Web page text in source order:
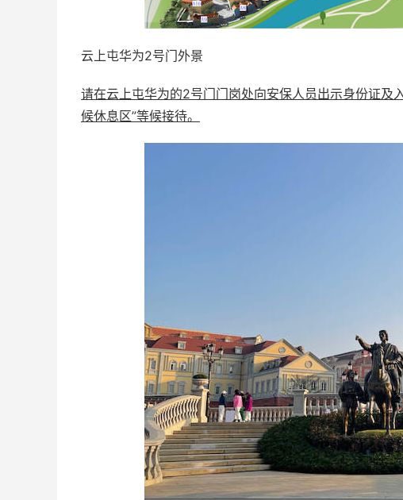
云上屯华为2号门外景
请在云上屯华为的2号门门岗处向安保人员出示身份证及
候休息区”等候接待。